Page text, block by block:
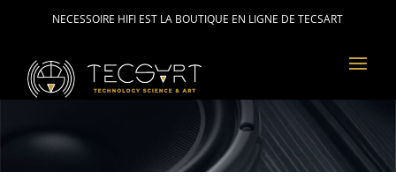
NECESSOIRE HIFI EST LA BOUTIQUE EN LIGNE DE TECSART